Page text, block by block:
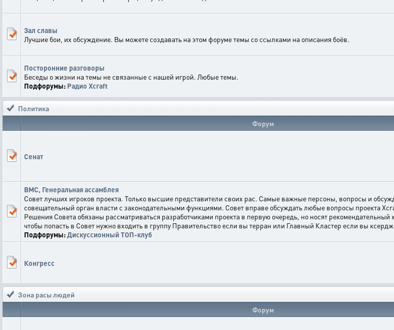
Зал славы
Лучшие бои, их обсуждение. Вы можете создавать на этом форуме темы со ссылками на описания боёв.
Посторонние разговоры
Беседы о жизни на темы не связанные с нашей игрой. Любые темы.
Подфорумы: Радио Xcraft
Политика
Форум
Сенат
ВМС, Генеральная ассамблея
Совет лучших игроков проекта. Только высшие представители своих рас. Самые важные персоны, вопросы и
совещательный орган власти с законодательными функциями. Совет вправе обсуждать любые вопросы проекта
Решения Совета обязаны рассматриваться разработчиками проекта в первую очередь, но носят
чтобы попасть в Совет нужно входить в группу Правительство если вы терран или Главный Кластер если вы
Подфорумы:Дискуссионный ТОП-клуб
Конгресс
Зона расы людей
Форум